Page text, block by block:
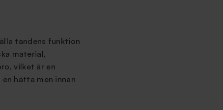
tandens funktion
material,
vilket är en
hätta men innan